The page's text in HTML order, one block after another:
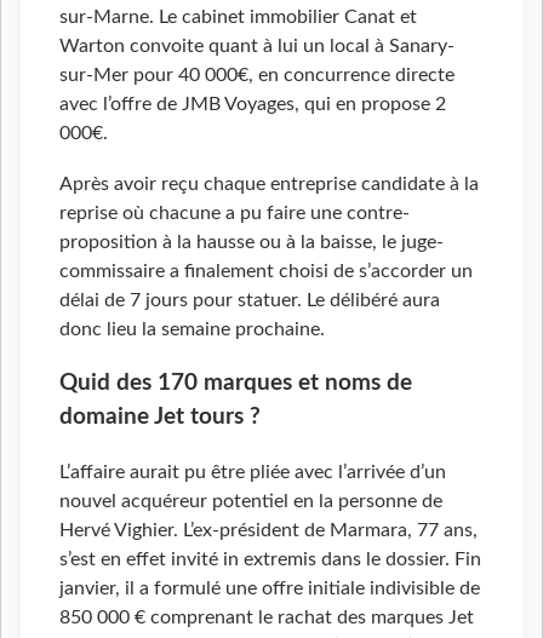
sur-Marne. Le cabinet immobilier Canat et
Warton convoite quant à lui un local à Sanary-
sur-Mer pour 40 000€, en concurrence directe
avec l’offre de JMB Voyages, qui en propose 2
000€.
Après avoir reçu chaque entreprise candidate à la
reprise où chacune a pu faire une contre-
proposition à la hausse ou à la baisse, le juge-
commissaire a finalement choisi de s’accorder un
délai de 7 jours pour statuer. Le délibéré aura
donc lieu la semaine prochaine.
Quid des 170 marques et noms de
domaine Jet tours ?
L’affaire aurait pu être pliée avec l’arrivée d’un
nouvel acquéreur potentiel en la personne de
Hervé Vighier. L’ex-président de Marmara, 77 ans,
s’est en effet invité in extremis dans le dossier. Fin
janvier, il a formulé une offre initiale indivisible de
850 000 € comprenant le rachat des marques Jet